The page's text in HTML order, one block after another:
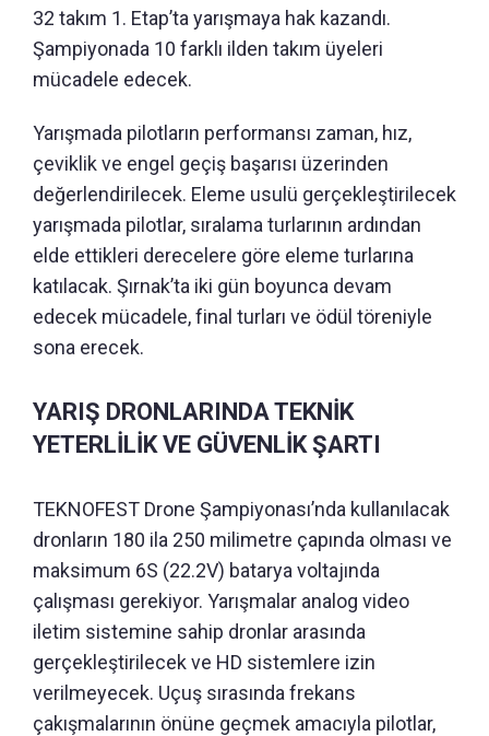
32 takım 1. Etap’ta yarışmaya hak kazandı.
Şampiyonada 10 farklı ilden takım üyeleri
mücadele edecek.
Yarışmada pilotların performansı zaman, hız,
çeviklik ve engel geçiş başarısı üzerinden
değerlendirilecek. Eleme usulü gerçekleştirilecek
yarışmada pilotlar, sıralama turlarının ardından
elde ettikleri derecelere göre eleme turlarına
katılacak. Şırnak’ta iki gün boyunca devam
edecek mücadele, final turları ve ödül töreniyle
sona erecek.
YARIŞ DRONLARINDA TEKNİK
YETERLİLİK VE GÜVENLİK ŞARTI
TEKNOFEST Drone Şampiyonası’nda kullanılacak
dronların 180 ila 250 milimetre çapında olması ve
maksimum 6S (22.2V) batarya voltajında
çalışması gerekiyor. Yarışmalar analog video
iletim sistemine sahip dronlar arasında
gerçekleştirilecek ve HD sistemlere izin
verilmeyecek. Uçuş sırasında frekans
çakışmalarının önüne geçmek amacıyla pilotlar,